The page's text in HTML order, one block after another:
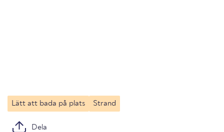
Lätt att bada på plats Strand
Dela